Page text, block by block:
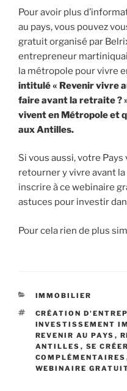
Pour avoir plus
au pays, vous pouvez
gratuit organisé par
entrepreneur
la métropole pour vivre
intitulé « Revenir vivre
faire avant la retraite ?
vivent en Métropole et
aux Antilles.
Si vous aussi, votre
retourner y vivre avant
inscrire à ce webinaire
astuces pour investir
Pour cela rien de plus
CATÉGORIES
IMMOBILIER
ÉTIQUETTES
CRÉATION
INVESTISSEMENT
REVENIR AU PAYS ,
ANTILLES , SE
COMPLÉMENTAIRES
WEBINAIRE